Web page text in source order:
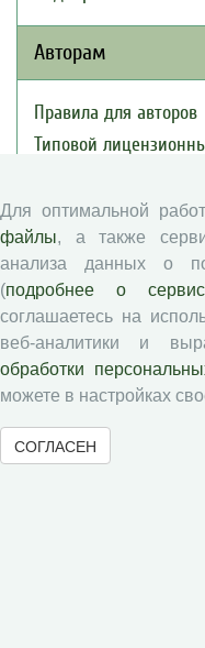
Авторам
Правила для авторов
Типовой
Согласие на
Авторские права
Рецензентам
Памятка рецензенту
Положение о
Форма рецензии
Для оптимальной
файлы, а также
анализа данных о
(подробнее о
соглашаетесь на
веб-аналитики и
обработки
можете в настройках
СОГЛАСЕН